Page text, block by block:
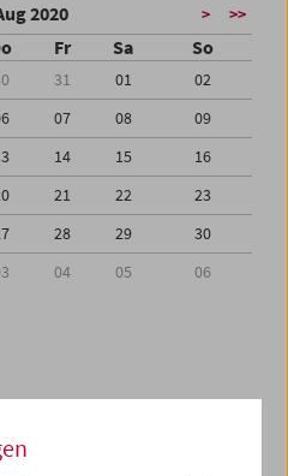
2020 > >>
Fr Sa So
31 01
02
07 08
09
14 15
16
21 22
23
28 29
30
04 05 06